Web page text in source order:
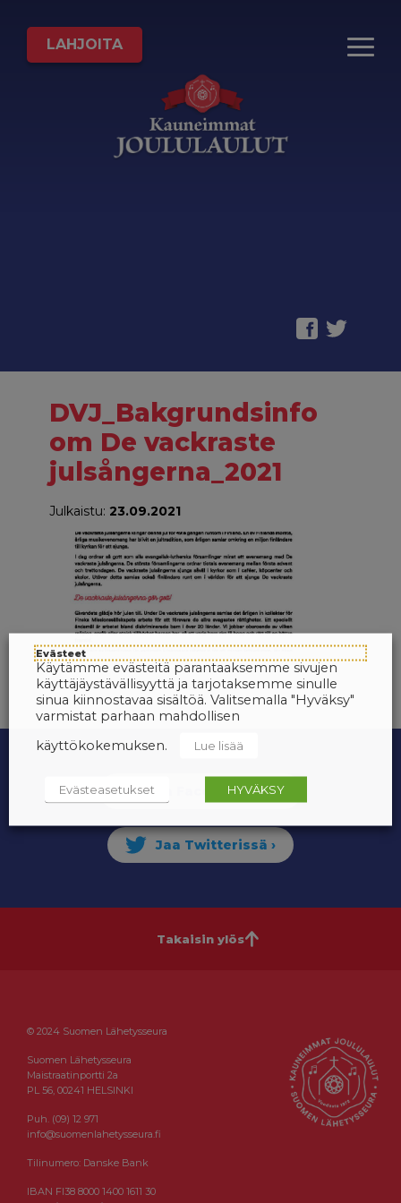
LAHJOITA
DVJ_Bakgrundsinfo
om De vackraste
julsångerna_2021
Julkaistu: 23.09.2021
Takaisin ylös
© 2024 Suomen Lähetysseura
Suomen Lähetysseura
Maistraatinportti 2a
PL 56, 00241 HELSINKI
Puh. (09) 12 971
info@suomenlahetysseura.fi
Tilinumero: Danske Bank
IBAN FI38 8000 1400 1611 30
Evästeet
Käytämme evästeitä parantaaksemme sivujen
käyttäjäystävällisyyttä ja tarjotaksemme sinulle
sinua kiinnostavaa sisältöä. Valitsemalla "Hyväksy"
varmistat parhaan mahdollisen
käyttökokemuksen.
Lue lisää
Evästeasetukset HYVÄKSY